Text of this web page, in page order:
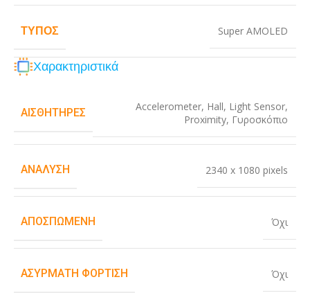
ΤΎΠΟΣ Super AMOLED
Χαρακτηριστικά
ΑΙΣΘΗΤΉΡΕΣ Accelerometer, Hall, Light Sensor,
Proximity, Γυροσκόπιο
ΑΝΆΛΥΣΗ 2340 x 1080 pixels
ΑΠΟΣΠΏΜΕΝΗ Όχι
ΑΣΎΡΜΑΤΗ ΦΌΡΤΙΣΗ Όχι